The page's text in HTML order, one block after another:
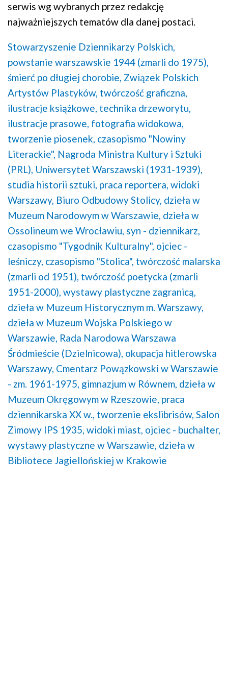
serwis wg wybranych przez redakcję
najważniejszych tematów dla danej postaci.
Stowarzyszenie Dziennikarzy Polskich,
powstanie warszawskie 1944 (zmarli do 1975),
śmierć po długiej chorobie, Związek Polskich
Artystów Plastyków, twórczość graficzna,
ilustracje książkowe, technika drzeworytu,
ilustracje prasowe, fotografia widokowa,
tworzenie piosenek, czasopismo "Nowiny
Literackie", Nagroda Ministra Kultury i Sztuki
(PRL), Uniwersytet Warszawski (1931-1939),
studia historii sztuki, praca reportera, widoki
Warszawy, Biuro Odbudowy Stolicy, dzieła w
Muzeum Narodowym w Warszawie, dzieła w
Ossolineum we Wrocławiu, syn - dziennikarz,
czasopismo "Tygodnik Kulturalny", ojciec -
leśniczy, czasopismo "Stolica", twórczość malarska
(zmarli od 1951), twórczość poetycka (zmarli
1951-2000), wystawy plastyczne zagranicą,
dzieła w Muzeum Historycznym m. Warszawy,
dzieła w Muzeum Wojska Polskiego w
Warszawie, Rada Narodowa Warszawa
Śródmieście (Dzielnicowa), okupacja hitlerowska
Warszawy, Cmentarz Powązkowski w Warszawie
- zm. 1961-1975, gimnazjum w Równem, dzieła w
Muzeum Okręgowym w Rzeszowie, praca
dziennikarska XX w., tworzenie ekslibrisów, Salon
Zimowy IPS 1935, widoki miast, ojciec - buchalter,
wystawy plastyczne w Warszawie, dzieła w
Bibliotece Jagiellońskiej w Krakowie